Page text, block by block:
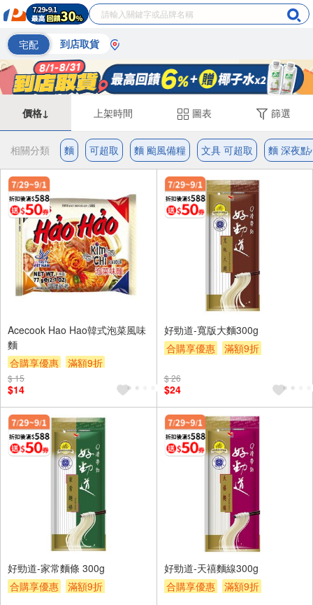
宅配 到店取貨
價格↓ 上架時間 圖表 篩選
相關分類 麵 可超取 麵 颱風備糧 文具 可超取 麵 深夜點
Acecook Hao Hao韓式泡菜風味
麵
合購享優惠
滿額9折
滿額贈券
$ 15
$14
好勁道-寬版大麵300g
合購享優惠
滿額9折
$ 26
$24
好勁道-家常麵條 300g
合購享優惠
滿額9折
好勁道-天禧麵線300g
合購享優惠
滿額9折